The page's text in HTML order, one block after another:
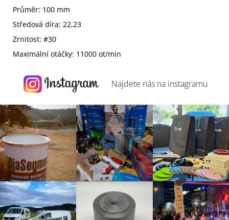
Průměr: 100 mm
Středová díra: 22,23
Zrnitost: #30
Maximální otáčky: 11000 ot/min
Najdete nás na instagramu